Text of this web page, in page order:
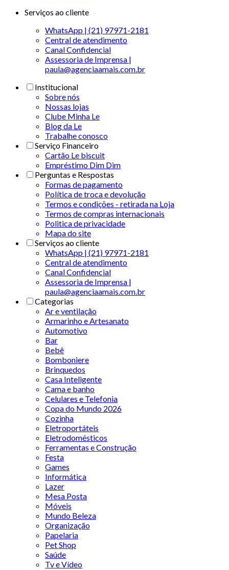
Serviços ao cliente
WhatsApp | (21) 97971-2181
Central de atendimento
Canal Confidencial
Assessoria de Imprensa |
paula@agenciaamais.com.br
Institucional
Sobre nós
Nossas lojas
Clube Minha Le
Blog da Le
Trabalhe conosco
Serviço Financeiro
Cartão Le biscuit
Empréstimo Dim Dim
Perguntas e Respostas
Formas de pagamento
Política de troca e devolução
Termos e condições - retirada na Loja
Termos de compras internacionais
Politica de privacidade
Mapa do site
Serviços ao cliente
WhatsApp | (21) 97971-2181
Central de atendimento
Canal Confidencial
Assessoria de Imprensa |
paula@agenciaamais.com.br
Categorias
Ar e ventilação
Armarinho e Artesanato
Automotivo
Bar
Bebê
Bomboniere
Brinquedos
Casa Inteligente
Cama e banho
Celulares e Telefonia
Copa do Mundo 2026
Cozinha
Eletroportáteis
Eletrodomésticos
Ferramentas e Construção
Festa
Games
Informática
Lazer
Mesa Posta
Móveis
Mundo Beleza
Organização
Papelaria
Pet Shop
Saúde
Tv e Vídeo